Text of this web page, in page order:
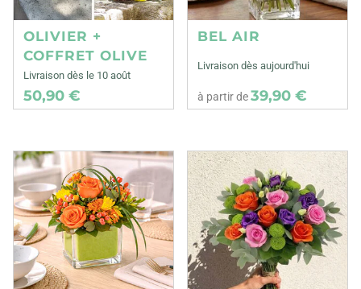
OLIVIER +
COFFRET OLIVE
Livraison dès le 10 août
50,90 €
BEL AIR
Livraison dès aujourd'hui
à partir de39,90 €